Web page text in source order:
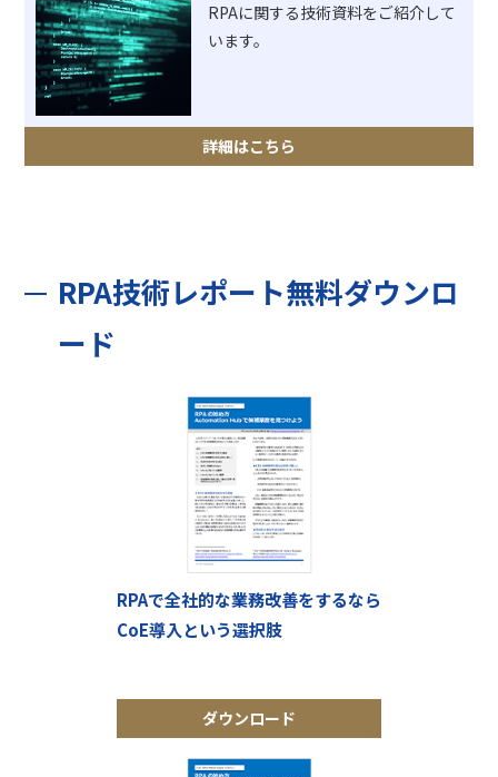
RPAに関する技術資料をご紹介して
います。
詳細はこちら
RPA技術レポート無料ダウンロ
ード
RPAで全社的な業務改善をするなら
CoE導入という選択肢
ダウンロード